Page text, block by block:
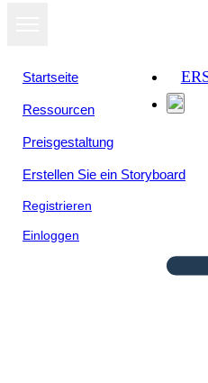
Startseite
Ressourcen
Preisgestaltung
Erstellen Sie ein Storyboard
Registrieren
Einloggen